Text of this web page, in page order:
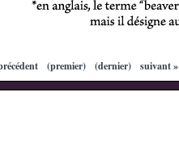
(premier) (dernier) suivant »